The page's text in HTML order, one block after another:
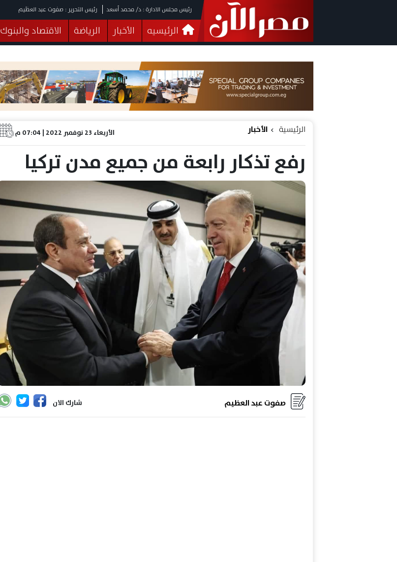
رئيس مجلس الادارة : د/ محمد أسعد رئيس التحرير : صفوت عبد العظيم
الرئيسيه الأخبار الرياضة الاقتصاد والبنوك
فيديوهات
البرلمان صحة الثقافة خدمات
الأربعاء 23 نوفمبر 2022 | 07:04 م الرئيسية الأخبار
رفع تذكار ⁧‫رابعة‬⁩ من جميع مدن ⁧‫تركيا‬⁩
شارك الان صفوت عبد العظيم